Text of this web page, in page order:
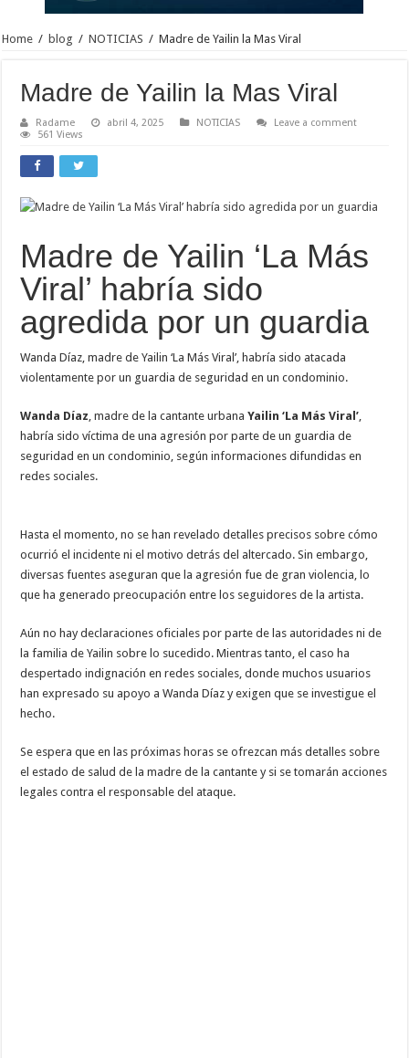
Home / blog / NOTICIAS / Madre de Yailin la Mas Viral
Madre de Yailin la Mas Viral
Radame abril 4, 2025 NOTICIAS
Leave a comment
561 Views
Madre de Yailin ‘La Más
Viral’ habría sido
agredida por un guardia
Wanda Díaz, madre de Yailin ‘La Más Viral’, habría sido atacada
violentamente por un guardia de seguridad en un condominio.
Wanda Díaz, madre de la cantante urbanaYailin ‘La Más Viral’,
habría sido víctima de una agresión por parte de un guardia de
seguridad en un condominio, según informaciones difundidas en
redes sociales.
Hasta el momento, no se han revelado detalles precisos sobre cómo
ocurrió el incidente ni el motivo detrás del altercado. Sin embargo,
diversas fuentes aseguran que la agresión fue de gran violencia, lo
que ha generado preocupación entre los seguidores de la artista.
Aún no hay declaraciones oficiales por parte de las autoridades ni de
la familia de Yailin sobre lo sucedido. Mientras tanto, el caso ha
despertado indignación en redes sociales, donde muchos usuarios
han expresado su apoyo a Wanda Díaz y exigen que se investigue el
hecho.
Se espera que en las próximas horas se ofrezcan más detalles sobre
el estado de salud de la madre de la cantante y si se tomarán acciones
legales contra el responsable del ataque.